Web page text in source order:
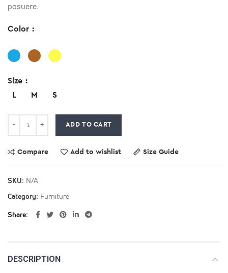
posuere.
Color
Size
L
M S
ADD TO CART
Compare Add to wishlist Size Guide
SKU: N/A
Category: Furniture
Share
DESCRIPTION